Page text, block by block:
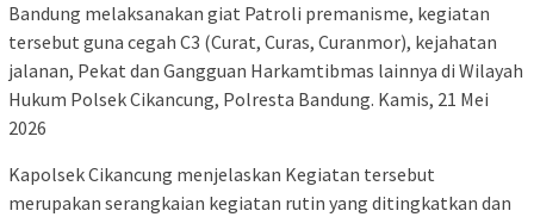
Bandung melaksanakan giat Patroli premanisme, kegiatan
tersebut guna cegah C3 (Curat, Curas, Curanmor), kejahatan
jalanan, Pekat dan Gangguan Harkamtibmas lainnya di Wilayah
Hukum Polsek Cikancung, Polresta Bandung. Kamis, 21 Mei
2026
Kapolsek Cikancung menjelaskan Kegiatan tersebut
merupakan serangkaian kegiatan rutin yang ditingkatkan dan